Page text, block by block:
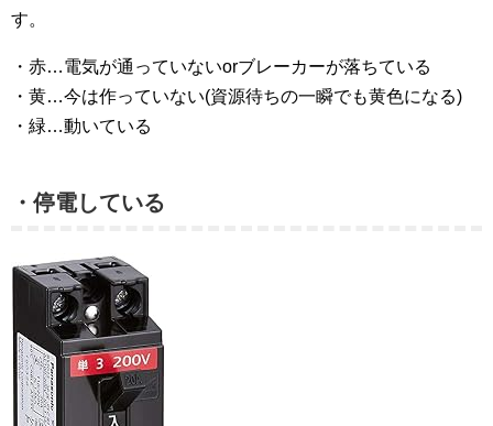
す。
・赤…電気が通っていないorブレーカーが落ちている
・黄…今は作っていない(資源待ちの一瞬でも黄色になる)
・緑…動いている
・停電している